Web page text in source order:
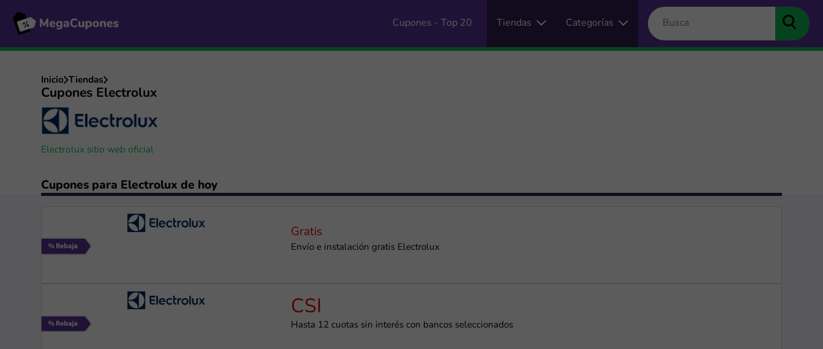
Cupones - Top 20 Tiendas Categorías
Inicio Tiendas
Cupones Electrolux
Electrolux sitio web oficial
Cupones para Electrolux de hoy
Gratis
Envío e instalación gratis Electrolux
CSI
Hasta 12 cuotas sin interés con bancos seleccionados